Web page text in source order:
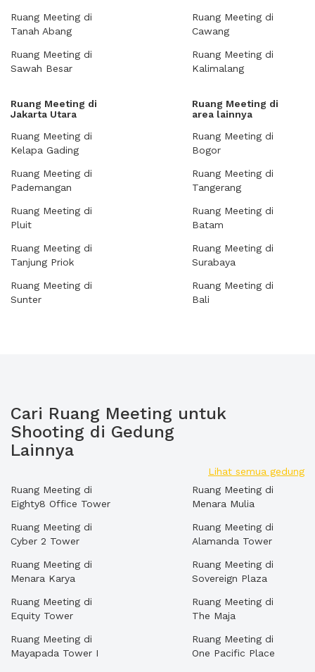
Ruang Meeting di
Tanah Abang
Ruang Meeting di
Sawah Besar
Ruang Meeting di
Cawang
Ruang Meeting di
Kalimalang
Ruang Meeting di
Jakarta Utara
Ruang Meeting di
Kelapa Gading
Ruang Meeting di
Pademangan
Ruang Meeting di
Pluit
Ruang Meeting di
Tanjung Priok
Ruang Meeting di
Sunter
Ruang Meeting di
area lainnya
Ruang Meeting di
Bogor
Ruang Meeting di
Tangerang
Ruang Meeting di
Batam
Ruang Meeting di
Surabaya
Ruang Meeting di
Bali
Cari Ruang Meeting untuk
Shooting di Gedung
Lainnya
Lihat semua gedung
Ruang Meeting di
Eighty8 Office Tower
Ruang Meeting di
Cyber 2 Tower
Ruang Meeting di
Menara Karya
Ruang Meeting di
Equity Tower
Ruang Meeting di
Mayapada Tower I
Ruang Meeting di
Menara Mulia
Ruang Meeting di
Alamanda Tower
Ruang Meeting di
Sovereign Plaza
Ruang Meeting di
The Maja
Ruang Meeting di
One Pacific Place